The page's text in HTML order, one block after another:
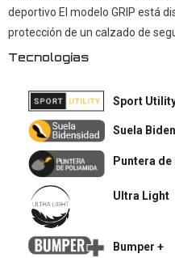
deportivo El modelo GRIP está
protección de un calzado de
Tecnologías
Sport
Suela
Puntera
Ultra Light
Bumper +